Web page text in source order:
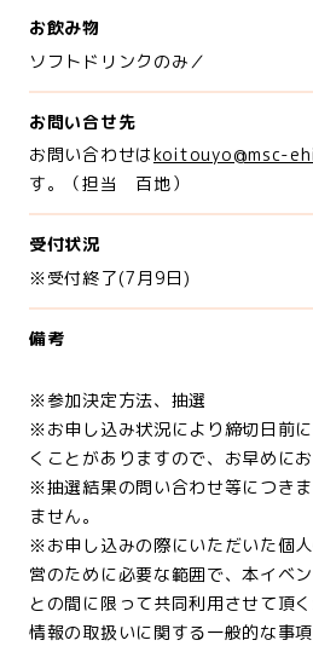
お飲み物
ソフトドリンクのみ／
お問い合せ先
お問い合わせはkoitouyo@msc-
す。（担当 百地）
受付状況
※受付終了(7月9日)
備考
※参加決定方法、抽選
※お申し込み状況により締切日前
くことがありますので、お早めに
※抽選結果の問い合わせ等につき
ません。
※お申し込みの際にいただいた個
営のために必要な範囲で、本イベ
との間に限って共同利用させて頂
情報の取扱いに関する一般的な事